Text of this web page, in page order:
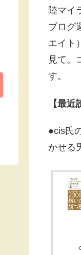
陸マ
ブログ
エイト
見て。
す。
【最近
●cis氏
かせる